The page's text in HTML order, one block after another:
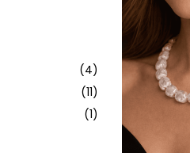
(4)
(11)
(1)